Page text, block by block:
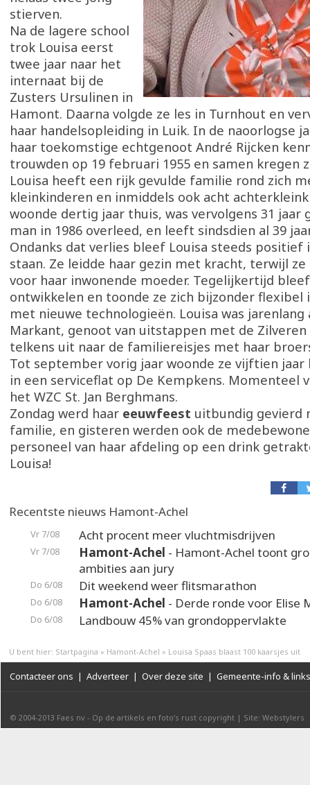
stierven.
Na de lagere school
trok Louisa eerst
twee jaar naar het
internaat bij de
Zusters Ursulinen in
Hamont. Daarna volgde ze les in Turnhout en
haar handelsopleiding in Luik. In de naoorlogse
haar toekomstige echtgenoot André Rijcken
trouwden op 19 februari 1955 en samen kregen
Louisa heeft een rijk gevulde familie rond zich
kleinkinderen en inmiddels ook acht
woonde dertig jaar thuis, was vervolgens 31 jaar
man in 1986 overleed, en leeft sindsdien al 39
Ondanks dat verlies bleef Louisa steeds positief
staan. Ze leidde haar gezin met kracht, terwijl
voor haar inwonende moeder. Tegelijkertijd
ontwikkelen en toonde ze zich bijzonder flexibel
met nieuwe technologieën. Louisa was
Markant, genoot van uitstappen met de Zilveren
telkens uit naar de familiereisjes met haar
Tot september vorig jaar woonde ze vijftien jaar
in een serviceflat op De Kempkens. Momenteel
het WZC St. Jan Berghmans.
Zondag werd haar eeuwfeest uitbundig gevierd
familie, en gisteren werden ook de
personeel van haar afdeling op een drink
Louisa!
Recentste nieuws Hamont-Achel
Vr 7/08 Acht procent meer vluchtmisdrijven
Vr 7/08 Hamont-Achel - Hamont-Achel toont
ambities aan jury
Do 6/08 Dit weekend weer flitsmarathon
Do 6/08 Hamont-Achel - Derde ronde voor Elise
Do 6/08 Landbouw 45% van grondoppervlakte
U bent hier: Startpagina » Hamont-Achel » Louisa Spaas blaast 100 kaarsjes uit
Contacteer ons | Adverteer | Over deze site | Gemeente-info & links
© 2004-2013 Faes nv - Op de artikels en foto’s rust copyright | Site: Webstylers